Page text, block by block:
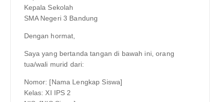
Kepala Sekolah
SMA Negeri 3 Bandung
Dengan hormat,
Saya yang bertanda tangan di bawah ini, orang
tua/wali murid dari:
Nomor: [Nama Lengkap Siswa]
Kelas: XI IPS 2